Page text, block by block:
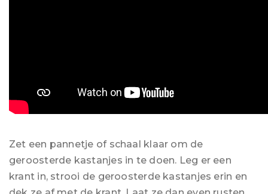
Zet een pannetje of schaal klaar om de
geroosterde kastanjes in te doen. Leg er een
krant in, strooi de geroosterde kastanjes erin en